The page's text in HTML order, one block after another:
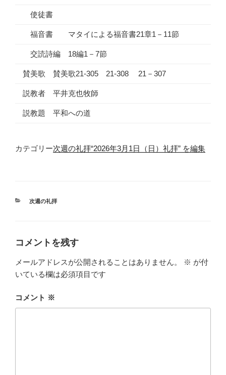
使徒書
福音書 マタイによる福音書21章1－11節
交読詩編 18編1－7節
賛美歌 賛美歌21-305 21-308 21－307
説教者 平井克也牧師
説教題 平和への道
カテゴリー次週の礼拝“2026年3月1日（日）礼拝” を編集
カ
次週の礼拝
コメントを残す
メールアドレスが公開されることはありません。 ※ が付
いている欄は必須項目です
コメント ※